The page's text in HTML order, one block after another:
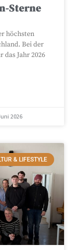
Sterne
höchsten
Bei der
das Jahr 2026
2026
& LIFESTYLE